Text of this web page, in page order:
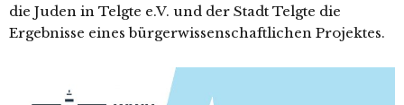
die Juden in Telgte e.V. und der Stadt Telgte die
Ergebnisse eines bür­ger­wis­sen­schaft­li­chen Projektes.